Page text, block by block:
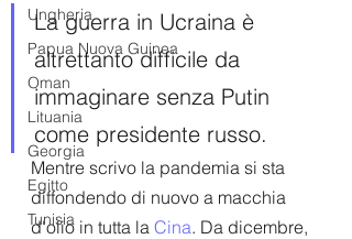
Ungheria
Papua Nuova Guinea
Oman
Lituania
Georgia
Egitto
Tunisia
La guerra in Ucraina è
altrettanto difficile da
immaginare senza Putin
come presidente russo.
Mentre scrivo la pandemia si sta
diffondendo di nuovo a macchia
d'olio in tutta la Cina. Da dicembre,